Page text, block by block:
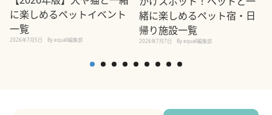
に楽しめるペットイベント
一覧
2026年7月5日 By equall編集部
緒に楽しめるペット宿・日
帰り施設一覧
2026年7月7日 By equall編集部